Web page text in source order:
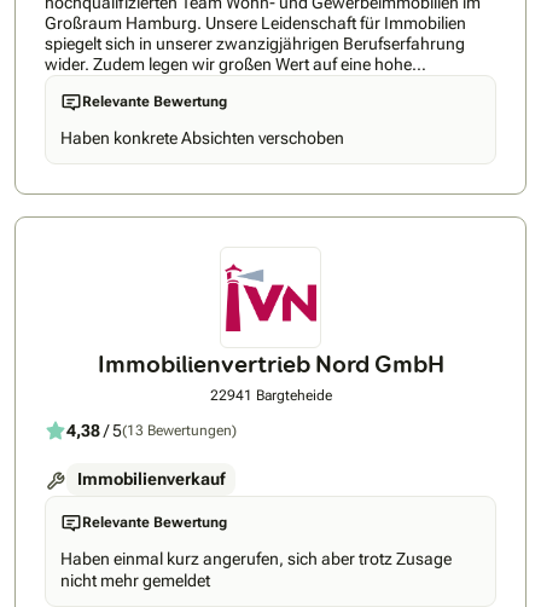
Großraum Hamburg. Unsere Leidenschaft für Immobilien
spiegelt sich in unserer zwanzigjährigen Berufserfahrung
wider. Zudem legen wir großen Wert auf eine hohe
Fachkompetenz aller Teammitglieder: wir sind ausgebildete
Immobilienkaufleute. Unsere Geschäftsführerin ist zudem seit
mehr als neun Jahren als Fachdozentin in der Ausbildung
angehender Immobilienkaufleute tätig. Mit unserem
Fachwissen und der langjährigen Erfahrung auf dem
Zusätzlichen Mehrwert bieten wir Ihnen bei der Aufteilung von
Mehrfamilienhäusern (nach dem WEG) oder bei reellen oder
ideellen Grundstücksteilungen, da wir Sie mit unserem
Fachwissen unterstützen. Ferner können wir bei kleineren
Bauvorhaben im Rahmen unserer Beauftragung kostenlos
Bauvorbescheide zur Klärung der verbindlichen Bebaubarkeit
einholen. Die Einholung von Energieausweisen ist in unserem
Service ebenfalls enthalten. Einen ersten Eindruck erhalten Sie
wobei eine Internetseite nie den persönlichen Eindruck
persönlichen Gespräch vor - rufen Sie uns dazu an oder
kommen uns in unserem Büro besuchen. Wir freuen uns auf
Sie!
Relevante Bewertung
Haben konkrete Absichten verschoben
Immobilienvertrieb Nord GmbH
22941 Bargteheide
4,38/ 5(13 Bewertungen)
Immobilienverkauf
Relevante Bewertung
Haben einmal kurz angerufen, sich aber trotz Zusage
nicht mehr gemeldet